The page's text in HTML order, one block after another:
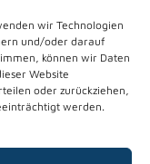
wir Technologien
und/oder darauf
können wir Daten
Website
oder zurückziehen,
werden.